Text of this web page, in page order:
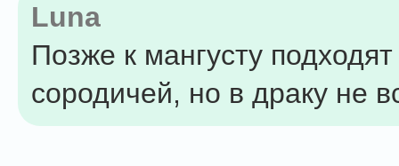
Luna
Позже к мангусту
сородичей, но в драку не